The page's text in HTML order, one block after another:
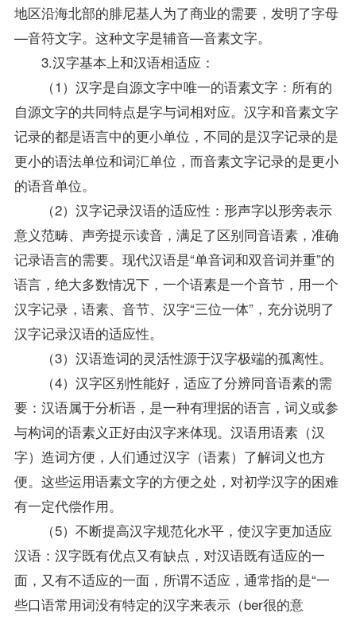
地区沿海北部的腓尼基人为了商业的需要，发明了字母
—音符文字。这种文字是辅音—音素文字。
3.汉字基本上和汉语相适应：
（1）汉字是自源文字中唯一的语素文字：所有的
自源文字的共同特点是字与词相对应。汉字和音素文字
记录的都是语言中的更小单位，不同的是汉字记录的是
更小的语法单位和词汇单位，而音素文字记录的是更小
的语音单位。
（2）汉字记录汉语的适应性：形声字以形旁表示
意义范畴、声旁提示读音，满足了区别同音语素，准确
记录语言的需要。现代汉语是“单音词和双音词并重”的
语言，绝大多数情况下，一个语素是一个音节，用一个
汉字记录，语素、音节、汉字“三位一体”，充分说明了
汉字记录汉语的适应性。
（3）汉语造词的灵活性源于汉字极端的孤离性。
（4）汉字区别性能好，适应了分辨同音语素的需
要：汉语属于分析语，是一种有理据的语言，词义或参
与构词的语素义正好由汉字来体现。汉语用语素（汉
字）造词方便，人们通过汉字（语素）了解词义也方
便。这些运用语素文字的方便之处，对初学汉字的困难
有一定代偿作用。
（5）不断提高汉字规范化水平，使汉字更加适应
汉语：汉字既有优点又有缺点，对汉语既有适应的一
面，又有不适应的一面，所谓不适应，通常指的是“一
些口语常用词没有特定的汉字来表示（ber很的意